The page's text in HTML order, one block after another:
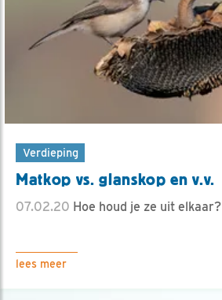
Verdieping
Matkop vs. glanskop en v.v.
07.02.20 Hoe houd je ze uit elkaar?
lees meer